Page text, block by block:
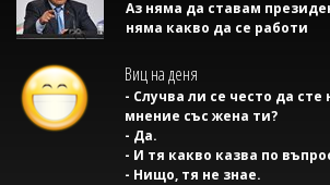
Аз няма да ставам
няма какво да се работи
Виц на деня
- Случва ли се често да сте
мнение със жена ти?
- Да.
- И тя какво казва по
- Нищо, тя не знае.